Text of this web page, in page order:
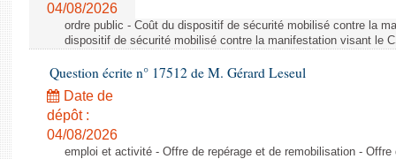
04/08/2026
ordre public - Coût du dispositif de sécurité mobilisé contre la
dispositif de sécurité mobilisé contre la manifestation visant le
Question écrite n° 17512 de M. Gérard Leseul
Date de
dépôt :
04/08/2026
emploi et activité - Offre de repérage et de remobilisation -